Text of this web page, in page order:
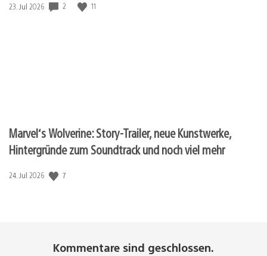
Veröffentlichungsdatum:
23. Jul 2026 2 11
Marvel‘s Wolverine: Story-Trailer, neue Kunstwerke,
Hintergründe zum Soundtrack und noch viel mehr
Veröffentlichungsdatum:
24. Jul 2026 7
Kommentare sind geschlossen.